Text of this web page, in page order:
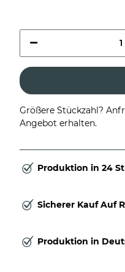
Größere Stückzahl?
Angebot erhalten.
Produktion in 24
Sicherer Kauf Auf
Produktion in